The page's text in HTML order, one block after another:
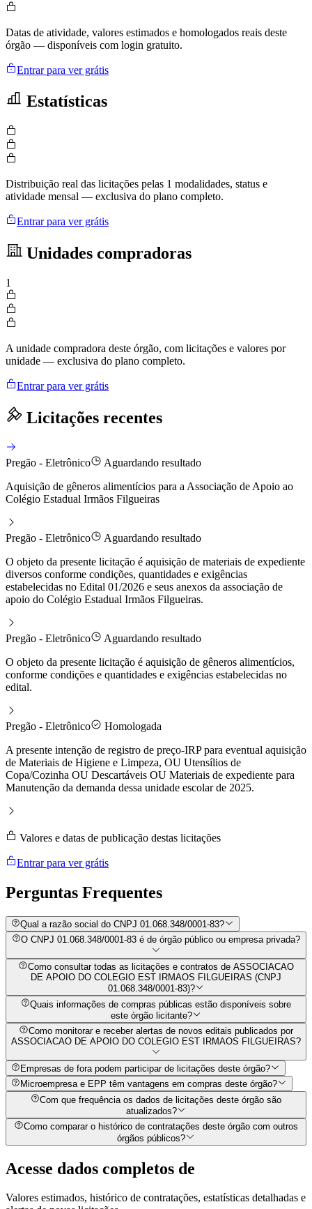
Datas de atividade, valores estimados e homologados reais deste
órgão — disponíveis com login gratuito.
Entrar para ver grátis
Estatísticas
Distribuição real das licitações pelas 1 modalidades, status e
atividade mensal — exclusiva do plano completo.
Entrar para ver grátis
Unidades compradoras
1
A unidade compradora deste órgão, com licitações e valores por
unidade — exclusiva do plano completo.
Entrar para ver grátis
Licitações recentes
Pregão - Eletrônico
Aguardando resultado
Aquisição de gêneros alimentícios para a Associação de Apoio ao
Colégio Estadual Irmãos Filgueiras
Pregão - Eletrônico
Aguardando resultado
O objeto da presente licitação é aquisição de materiais de expediente
diversos conforme condições, quantidades e exigências
estabelecidas no Edital 01/2026 e seus anexos da associação de
apoio do Colégio Estadual Irmãos Filgueiras.
Pregão - Eletrônico
Aguardando resultado
O objeto da presente licitação é aquisição de gêneros alimentícios,
conforme condições e quantidades e exigências estabelecidas no
edital.
Pregão - Eletrônico
Homologada
A presente intenção de registro de preço-IRP para eventual aquisição
de Materiais de Higiene e Limpeza, OU Utensílios de
Copa/Cozinha OU Descartáveis OU Materiais de expediente para
Manutenção da demanda dessa unidade escolar de 2025.
Valores e datas de publicação destas licitações
Entrar para ver grátis
Perguntas Frequentes
Qual a razão social do CNPJ 01.068.348/0001-83?
O CNPJ 01.068.348/0001-83 é de órgão público ou empresa privada?
Como consultar todas as licitações e contratos de ASSOCIACAO
DE APOIO DO COLEGIO EST IRMAOS FILGUEIRAS (CNPJ
01.068.348/0001-83)?
Quais informações de compras públicas estão disponíveis sobre
este órgão licitante?
Como monitorar e receber alertas de novos editais publicados por
ASSOCIACAO DE APOIO DO COLEGIO EST IRMAOS FILGUEIRAS?
Empresas de fora podem participar de licitações deste órgão?
Microempresa e EPP têm vantagens em compras deste órgão?
Com que frequência os dados de licitações deste órgão são
atualizados?
Como comparar o histórico de contratações deste órgão com outros
órgãos públicos?
Acesse dados completos de
Valores estimados, histórico de contratações, estatísticas detalhadas e